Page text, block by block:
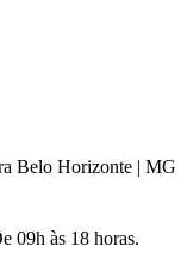
Belo Horizonte | MG
09h às 18 horas.